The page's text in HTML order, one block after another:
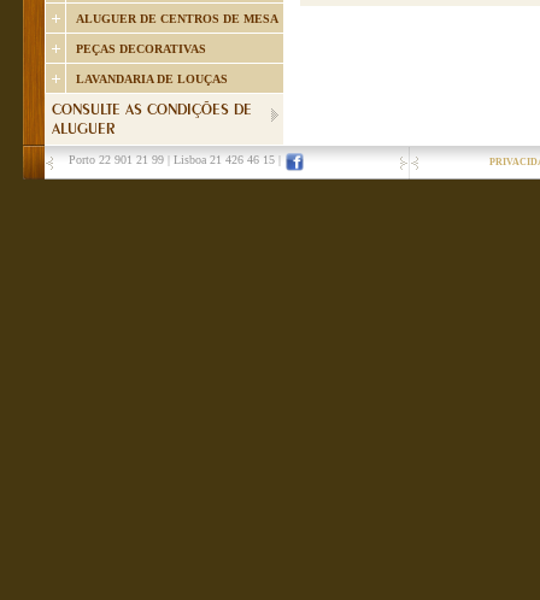
ALUGUER DE CENTROS DE MESA
PEÇAS DECORATIVAS
LAVANDARIA DE LOUÇAS
CONSULTE AS CONDIÇÕES DE
ALUGUER
Porto 22 901 21 99 Lisboa 21 426 46 15